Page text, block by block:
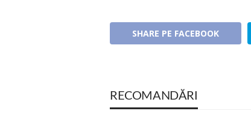
SHARE PE FACEBOOK
RECOMANDĂRI